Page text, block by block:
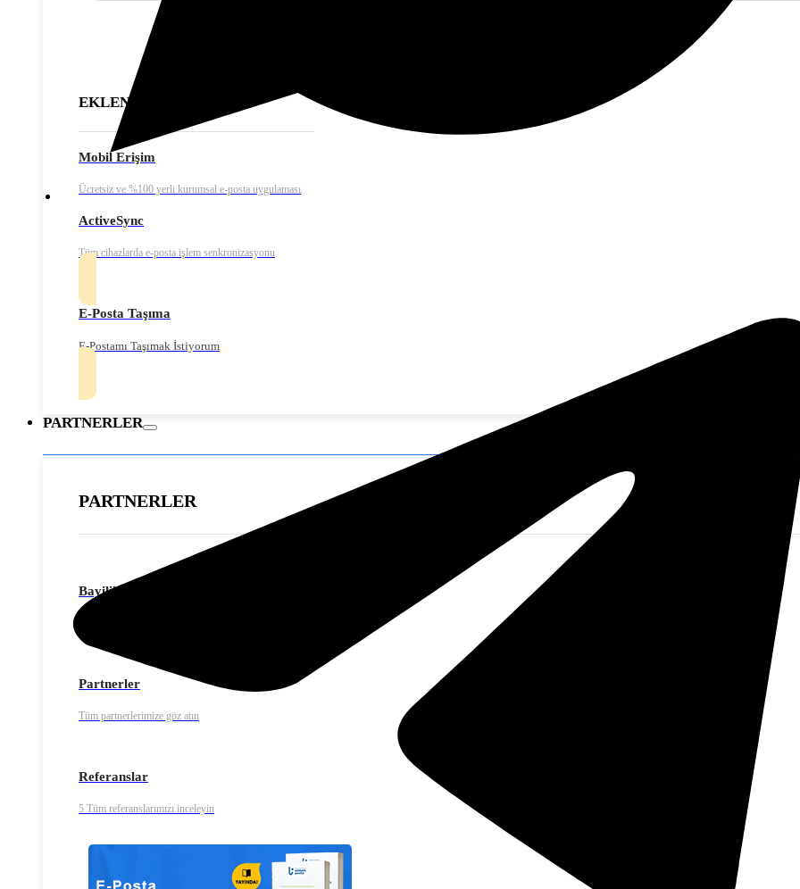
EKLENTİLER
Mobil Erişim
Ücretsiz ve %100 yerli kurumsal e-posta uygulaması
ActiveSync
Tüm cihazlarda e-posta işlem senkronizasyonu
E-Posta Taşıma
E-Postamı Taşımak İstiyorum
PARTNERLER
PARTNERLER
Bayilik Programı
Partnerler
Tüm partnerlerimize göz atın
Referanslar
5 Tüm referanslarımızı inceleyin